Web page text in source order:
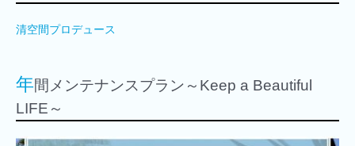
清空間プロデュース
年間メンテナンスプラン～Keep a Beautiful
LIFE～